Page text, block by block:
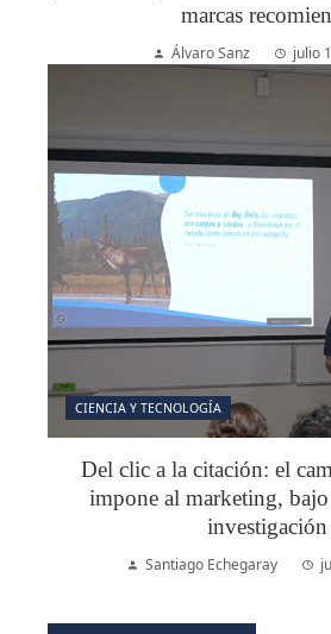
marcas
Álvaro Sanz julio
CIENCIA Y TECNOLOGÍA
Del clic a la citación: el
impone al marketing,
investigación
Santiago Echegaray